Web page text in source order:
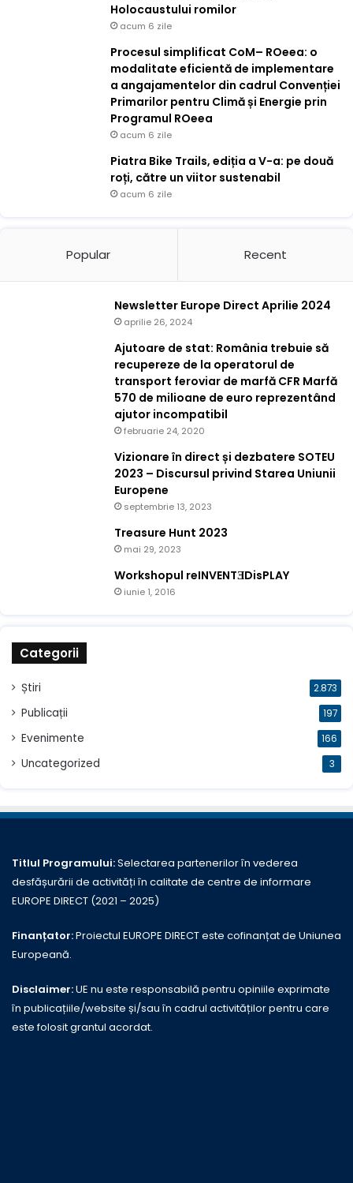
Holocaustului romilor
acum 6 zile
Procesul simplificat CoM– ROeea: o
modalitate eficientă de implementare
a angajamentelor din cadrul Convenției
Primarilor pentru Climă și Energie prin
Programul ROeea
acum 6 zile
Piatra Bike Trails, ediția a V-a: pe două
roți, către un viitor sustenabil
acum 6 zile
Popular Recent
Newsletter Europe Direct Aprilie 2024
aprilie 26, 2024
Ajutoare de stat: România trebuie să
recupereze de la operatorul de
transport feroviar de marfă CFR Marfă
570 de milioane de euro reprezentând
ajutor incompatibil
februarie 24, 2020
Vizionare în direct și dezbatere SOTEU
2023 – Discursul privind Starea Uniunii
Europene
septembrie 13, 2023
Treasure Hunt 2023
mai 29, 2023
Workshopul reINVENTƎDisPLAY
iunie 1, 2016
Categorii
Știri 2.873
Publicații 197
Evenimente 166
Uncategorized 3
Titlul Programului:Selectarea partenerilor în vederea
desfășurării de activități în calitate de centre de informare
EUROPE DIRECT (2021 – 2025)
Finanțator:Proiectul EUROPE DIRECT este cofinanțat de Uniunea
Europeană.
Disclaimer:UE nu este responsabilă pentru opiniile exprimate
în publicațiile/website și/sau în cadrul activităților pentru care
este folosit grantul acordat.